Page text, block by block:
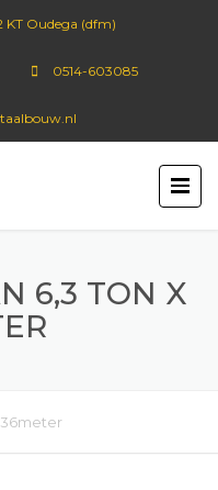
KT Oudega (dfm)
0514-603085
6,3 TON X
36meter